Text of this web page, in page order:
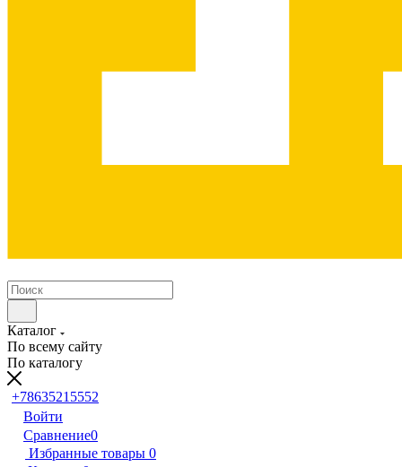
Каталог
По всему сайту
По каталогу
+78635215552
Войти
Сравнение0
Избранные товары 0